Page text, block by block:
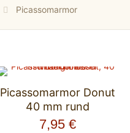
Picassomarmor
Picassomarmor Donut
40 mm rund
7,95€